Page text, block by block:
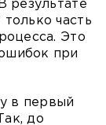
результате
часть
Это
при
в первый
до